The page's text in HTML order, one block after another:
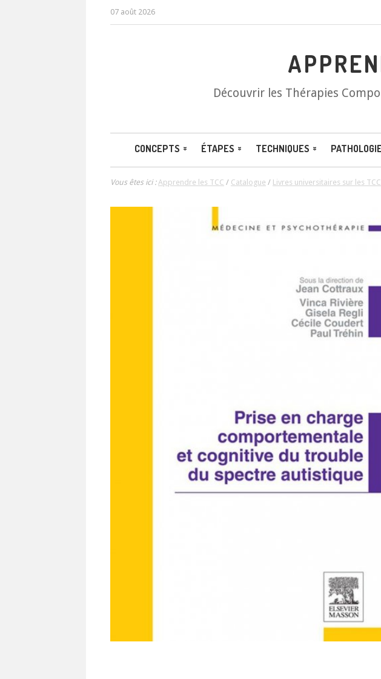
07 août 2026
Découvrir les Thérapies
CONCEPTS ÉTAPES TECHNIQUES
Vous êtes ici :Apprendre les TCC / Catalogue / Livres universitaires sur les TCC